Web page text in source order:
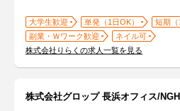
大学生歓迎 単発（1日OK）
短期（
副業・Ｗワーク歓迎
ネイル可
株式会社りらくの求人一覧を見る
株式会社グロップ 長浜オフィス/